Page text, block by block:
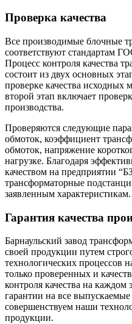
Проверка качества
Все производимые блочные
соответствуют стандартам
Процесс контроля качества
состоит из двух основных
проверке качества исходных
второй этап включает
производства.
Проверяются следующие
обмоток, коэффициент
обмоток, напряжение
нагрузке. Благодаря
качеством на предприятии
трансформаторные
заявленным характеристикам.
Гарантия качества
Барнаульский завод
своей продукции путем
технологических процессов
только проверенных и
контроля качества на каждом
гарантии на все
совершенствуем наши
продукции.